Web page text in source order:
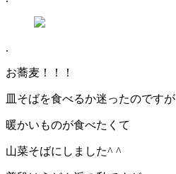
.
お蕎麦！！！
皿そばを食べるか迷ったのですが
暖かいものが食べたくて
山菜そばにしました^ ^